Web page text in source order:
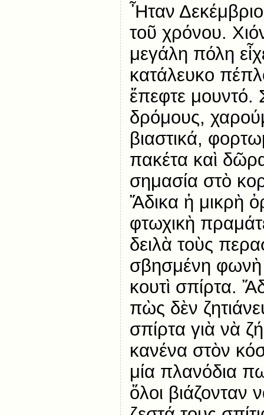
Ἦταν
τοῦ χρόνου.
μεγάλη πόλη
κατάλευκο
ἔπεφτε μουντό.
δρόμους,
βιαστικά,
πακέτα καὶ
σημασία στὸ
Ἄδικα ἡ μικρὴ
φτωχικὴ
δειλὰ τοὺς
σβησμένη
κουτὶ σπίρτα.
πὼς δὲν
σπίρτα γιὰ νὰ
κανένα στὸν
μία πλανόδια
ὅλοι βιάζονταν